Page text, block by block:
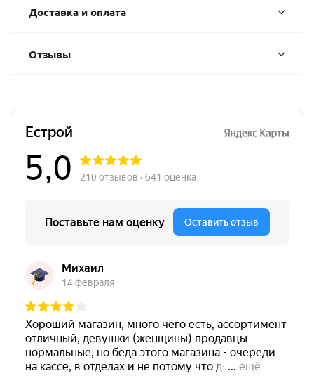
Доставка и оплата
Отзывы